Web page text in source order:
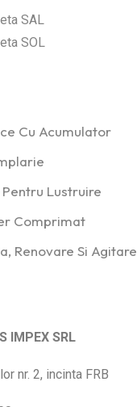
Cu Acumulator
Lustruire
Comprimat
Renovare Si Agitare
IMPEX SRL
nr. 2, incinta FRB